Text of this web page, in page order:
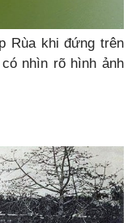
Rùa khi đứng trên
nhìn rõ hình ảnh